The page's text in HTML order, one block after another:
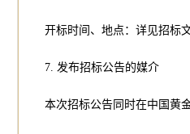
开标时间、地点：详见招标
7. 发布招标公告的媒介
本次招标公告同时在中国黄